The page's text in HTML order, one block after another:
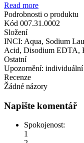
Read more
Podrobnosti o produktu
Kód 007.31.0002
Složení
INCI: Aqua, Sodium
Acid, Disodium EDTA,
Ostatní
Upozornění:
Recenze
Žádné názory
Napište komentář
Spokojenost:
1